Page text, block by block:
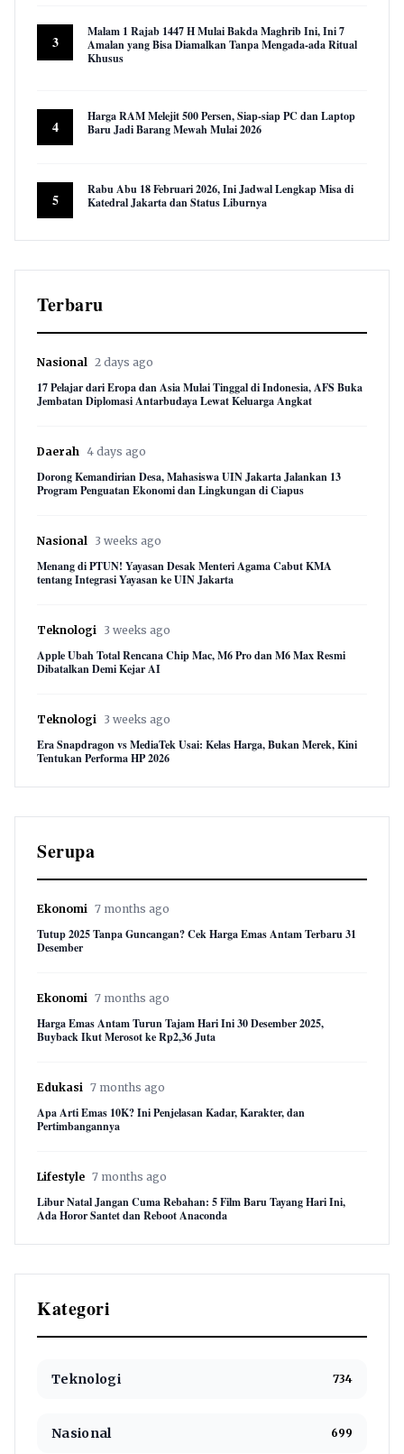
3
Malam 1 Rajab 1447 H Mulai Bakda Maghrib Ini, Ini 7
Amalan yang Bisa Diamalkan Tanpa Mengada-ada Ritual
Khusus
4
Harga RAM Melejit 500 Persen, Siap-siap PC dan Laptop
Baru Jadi Barang Mewah Mulai 2026
5
Rabu Abu 18 Februari 2026, Ini Jadwal Lengkap Misa di
Katedral Jakarta dan Status Liburnya
Terbaru
Nasional 2 days ago
17 Pelajar dari Eropa dan Asia Mulai Tinggal di Indonesia, AFS Buka
Jembatan Diplomasi Antarbudaya Lewat Keluarga Angkat
Daerah 4 days ago
Dorong Kemandirian Desa, Mahasiswa UIN Jakarta Jalankan 13
Program Penguatan Ekonomi dan Lingkungan di Ciapus
Nasional 3 weeks ago
Menang di PTUN! Yayasan Desak Menteri Agama Cabut KMA
tentang Integrasi Yayasan ke UIN Jakarta
Teknologi 3 weeks ago
Apple Ubah Total Rencana Chip Mac, M6 Pro dan M6 Max Resmi
Dibatalkan Demi Kejar AI
Teknologi 3 weeks ago
Era Snapdragon vs MediaTek Usai: Kelas Harga, Bukan Merek, Kini
Tentukan Performa HP 2026
Serupa
Ekonomi 7 months ago
Tutup 2025 Tanpa Guncangan? Cek Harga Emas Antam Terbaru 31
Desember
Ekonomi 7 months ago
Harga Emas Antam Turun Tajam Hari Ini 30 Desember 2025,
Buyback Ikut Merosot ke Rp2,36 Juta
Edukasi 7 months ago
Apa Arti Emas 10K? Ini Penjelasan Kadar, Karakter, dan
Pertimbangannya
Lifestyle 7 months ago
Libur Natal Jangan Cuma Rebahan: 5 Film Baru Tayang Hari Ini,
Ada Horor Santet dan Reboot Anaconda
Kategori
Teknologi 734
Nasional 699